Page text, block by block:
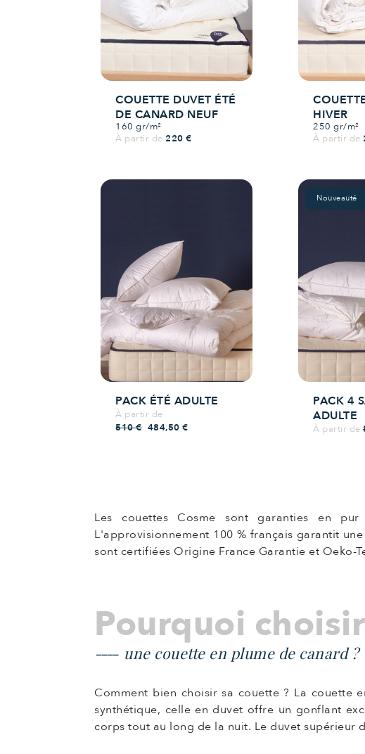
COUETTE DUVET ÉTÉ
DE CANARD NEUF
160 gr/m²
À partir dePrix
220 €
HIVER
250 gr/m²
À partir de
PACK ÉTÉ ADULTE
À partir de
Prix de base
510 € Prix
484,50 €
Nouveauté
PACK 4
ADULTE
À partir de
Les couettes Cosme sont garanties en
L'approvisionnement 100 % français garantit
sont certifiées Origine France Garantie et Oeko-
Pourquoi choisir
une couette en plume de canard ?
Comment bien choisir sa couette ? La couette
synthétique, celle en duvet offre un gonflant
corps tout au long de la nuit. Le duvet